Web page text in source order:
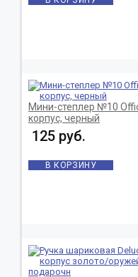
Мини-степлер №10
корпус, черный
125 руб.
В КОРЗИНУ